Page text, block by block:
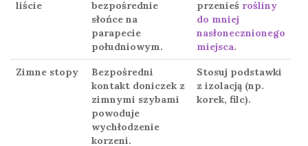
liście
bezpośrednie
słońce na
parapecie
południowym.
przenieś rośliny
do mniej
nasłonecznionego
miejsca.
Zimne stopy
Bezpośredni
kontakt doniczek z
zimnymi szybami
powoduje
wychłodzenie
korzeni.
Stosuj podstawki
z izolacją (np.
korek, filc).